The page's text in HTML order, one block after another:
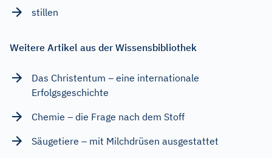
stillen
Weitere Artikel aus der Wissensbibliothek
Das Christentum – eine internationale
Erfolgsgeschichte
Chemie – die Frage nach dem Stoff
Säugetiere – mit Milchdrüsen ausgestattet